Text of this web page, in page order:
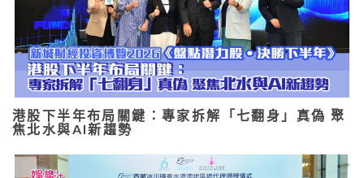
港股下半年布局關鍵：專家拆解「七翻身」真偽 聚
焦北水與AI新趨勢